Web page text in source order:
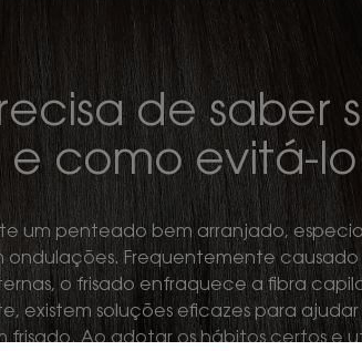
de saber
e como evitá-lo
um penteado bem arranjado,
Frequentemente
o frisado enfraquece a fibra
existem soluções eficazes para
Ao adotar os hábitos certos e